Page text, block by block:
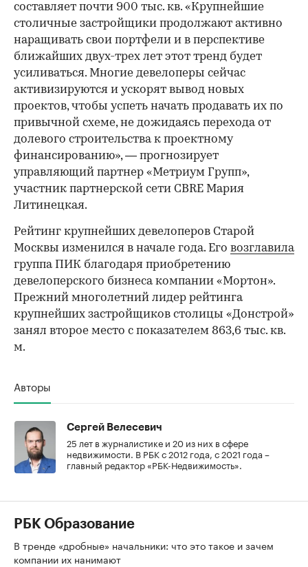
составляет почти 900 тыс. кв. «Крупнейшие
столичные застройщики продолжают активно
наращивать свои портфели и в перспективе
ближайших двух-трех лет этот тренд будет
усиливаться. Многие девелоперы сейчас
активизируются и ускорят вывод новых
проектов, чтобы успеть начать продавать их по
привычной схеме, не дожидаясь перехода от
долевого строительства к проектному
финансированию», — прогнозирует
управляющий партнер «Метриум Групп»,
участник партнерской сети CBRE Мария
Литинецкая.
Рейтинг крупнейших девелоперов Старой
Москвы изменился в начале года. Его возглавила
группа ПИК благодаря приобретению
девелоперского бизнеса компании «Мортон».
Прежний многолетний лидер рейтинга
крупнейших застройщиков столицы «Донстрой»
занял второе место с показателем 863,6 тыс. кв.
м.
Авторы
Сергей Велесевич
25 лет в журналистике и 20 из них в сфере
недвижимости. В РБК с 2012 года, с 2021 года –
главный редактор «РБК-Недвижимость».
РБК Образование
В тренде «дробные» начальники: что это такое и зачем
компании их нанимают